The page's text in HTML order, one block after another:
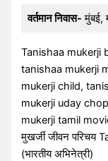
वर्तमान निवास- मुंबई,
Tanishaa mukerji
tanishaa mukerji
mukerji child,
mukerji uday
mukerji tamil
मुखर्जी जीवन
(भारतीय अभिनेत्री)